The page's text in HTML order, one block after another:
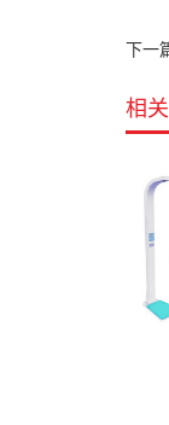
下一
相